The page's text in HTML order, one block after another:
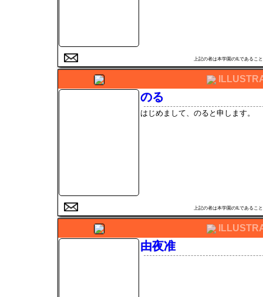
上記の者は本学園のILであるこ
のる
はじめまして、のると申します。
上記の者は本学園のILであるこ
由夜准